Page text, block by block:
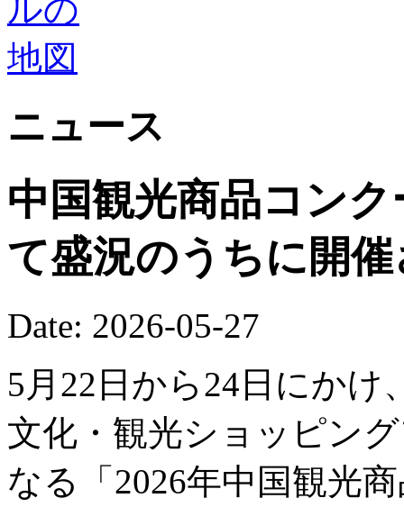
ニュース
中国観光商品コン
て盛況のうちに開
Date: 2026-05-27
5月22日から24日にかけ
文化・観光ショッピン
なる「2026年中国観光